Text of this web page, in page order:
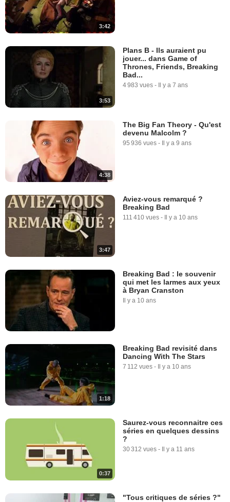
3:42
3:53
Plans B - Ils auraient pu
jouer... dans Game of
Thrones, Friends, Breaking
Bad...
4 983 vues - Il y a 7 ans
4:38
The Big Fan Theory - Qu'est
devenu Malcolm ?
95 936 vues - Il y a 9 ans
3:47
Aviez-vous remarqué ?
Breaking Bad
111 410 vues - Il y a 10 ans
Breaking Bad : le souvenir
qui met les larmes aux yeux
à Bryan Cranston
Il y a 10 ans
1:18
Breaking Bad revisité dans
Dancing With The Stars
7 112 vues - Il y a 10 ans
0:37
Saurez-vous reconnaitre ces
séries en quelques dessins
?
30 312 vues - Il y a 11 ans
"Tous critiques de séries ?"